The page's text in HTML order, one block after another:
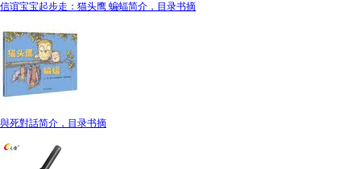
信谊宝宝起步走：猫头鹰 蝙蝠简介，目录书摘
與死對話简介，目录书摘